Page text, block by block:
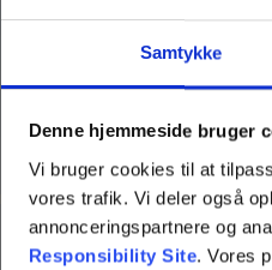
Samtykke
Denne hjemmeside bruger
Vi bruger cookies til at
vores trafik. Vi deler også
annonceringspartnere og
Responsibility Site. Vores
der skal